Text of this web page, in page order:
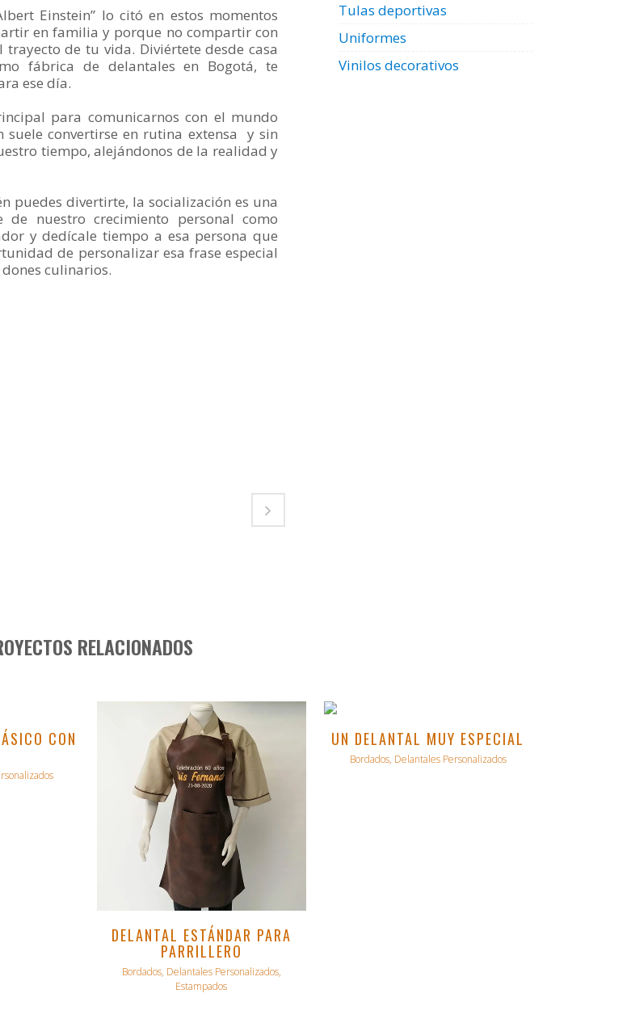
Einstein” lo citó en estos momentos
en familia y porque no compartir con
de tu vida. Diviértete desde casa
fábrica de delantales en Bogotá, te
ese día.
para comunicarnos con el mundo
suele convertirse en rutina extensa y sin
tiempo, alejándonos de la realidad y
puedes divertirte, la socialización es una
nuestro crecimiento personal como
y dedícale tiempo a esa persona que
de personalizar esa frase especial
culinarios.
Tulas deportivas
Uniformes
Vinilos decorativos
RELACIONADOS
CON
DELANTAL ESTÁNDAR PARA
PARRILLERO
Bordados, Delantales Personalizados,
Estampados
UN DELANTAL MUY ESPECIAL
Bordados, Delantales Personalizados